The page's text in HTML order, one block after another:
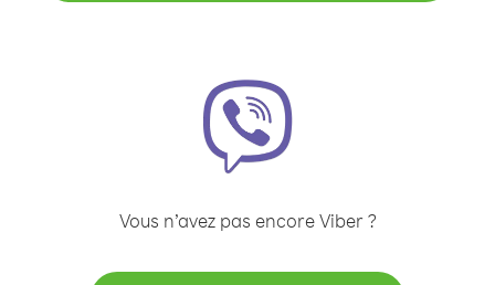
Vous n’avez pas encore Viber ?